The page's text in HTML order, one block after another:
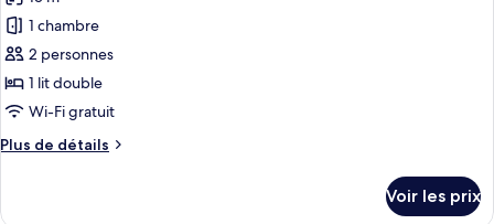
pour
ce
type
de
chambre :
Chambre
1 chambre
2 personnes
1 lit double
Wi-Fi gratuit
Plus de détails
Plus
Voir les prix